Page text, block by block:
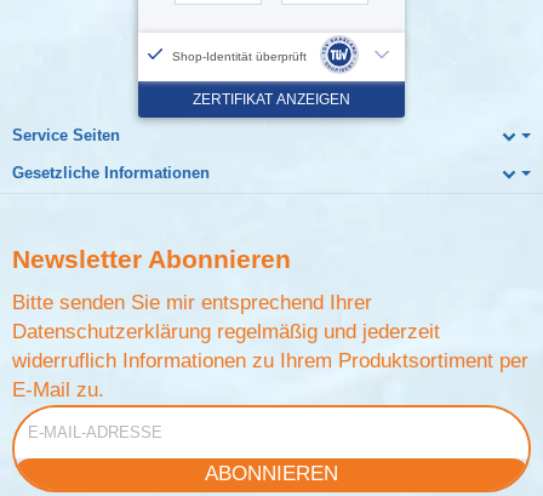
Service Seiten
Gesetzliche Informationen
Newsletter Abonnieren
Bitte senden Sie mir entsprechend Ihrer
Datenschutzerklärung regelmäßig und jederzeit
widerruflich Informationen zu Ihrem Produktsortiment per
E-Mail zu.
E-Mail-Adresse
ABONNIEREN